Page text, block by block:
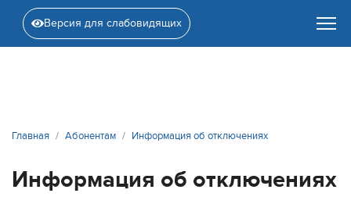
Версия для слабовидящих
Главная Абонентам Информация об отключениях
Информация об отключениях